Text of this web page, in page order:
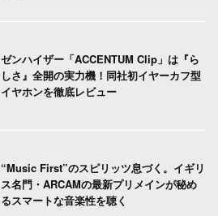
ゼンハイザー「ACCENTUM Clip」は『ら
しさ』全開の実力機！同社初イヤーカフ型
イヤホンを徹底レビュー
“Music First”のスピリッツ息づく。イギリ
ス名門・ARCAMの最新プリメインが秘め
るスマートな音楽性を聴く